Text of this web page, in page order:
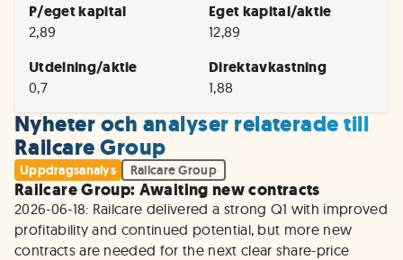
P/eget kapital
2,89
Eget kapital/aktie
12,89
Utdelning/aktie
0,7
Direktavkastning
1,88
Nyheter och analyser relaterade till
Railcare Group
Uppdragsanalys Railcare Group
Railcare Group: Awaiting new contracts
2026-06-18: Railcare delivered a strong Q1 with improved
profitability and continued potential, but more new
contracts are needed for the next clear share-price